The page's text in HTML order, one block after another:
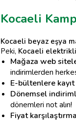
Kocaeli
Kocaeli beyaz eşya
Peki, Kocaeli
Mağaza web
indirimlerden
E-bültenlere
Dönemsel
dönemleri not alın!
Fiyat